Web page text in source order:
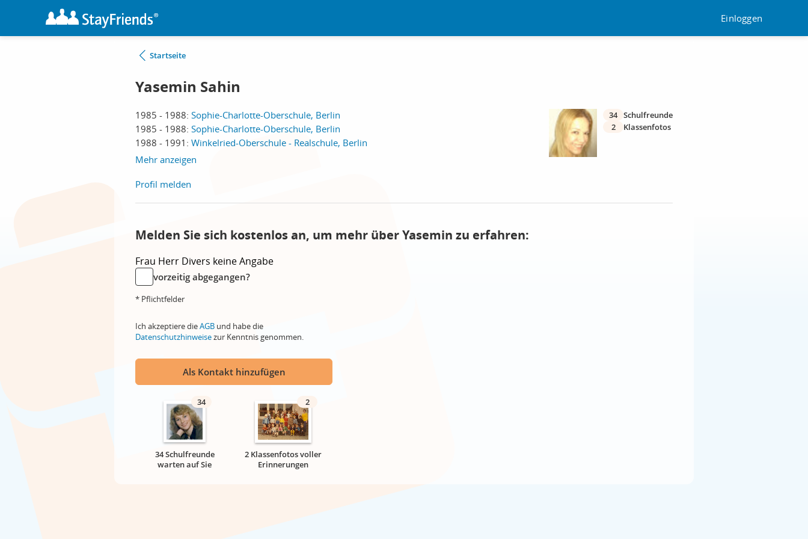
Einloggen
Startseite
Yasemin Sahin
1985 - 1988: Sophie-Charlotte-Oberschule, Berlin
1985 - 1988: Sophie-Charlotte-Oberschule, Berlin
1988 - 1991: Winkelried-Oberschule - Realschule, Berlin
Mehr anzeigen
34 Schulfreunde
2
Klassenfotos
Profil melden
Melden Sie sich kostenlos an, um mehr über Yasemin zu erfahren:
Frau Herr Divers keine Angabe
vorzeitig abgegangen?
* Pflichtfelder
Ich akzeptiere dieAGB und habe die
Datenschutzhinweisezur Kenntnis genommen.
Als Kontakt hinzufügen
34
34 Schulfreunde
warten auf Sie
2
2 Klassenfotos voller
Erinnerungen